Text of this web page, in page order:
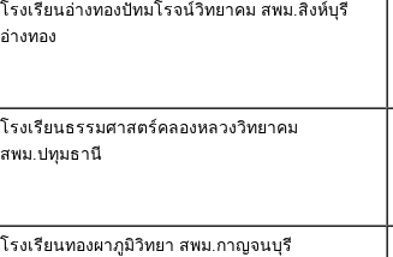
โรงเรียนอ่างทองปัทมโรจน์วิทยาคม สพม.สิงห์บุรี
อ่างทอง
โรงเรียนธรรมศาสตร์คลองหลวงวิทยาคม
สพม.ปทุมธานี
โรงเรียนทองผาภูมิวิทยา สพม.กาญจนบุรี